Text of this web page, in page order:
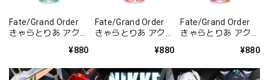
Fate/Grand Order
きゃらとりあ アクリ
¥880
Fate/Grand Order
きゃらとりあ アクリ
¥880
Fate/Grand Order
きゃらとりあ アクリ
バー/パッションリ
¥880